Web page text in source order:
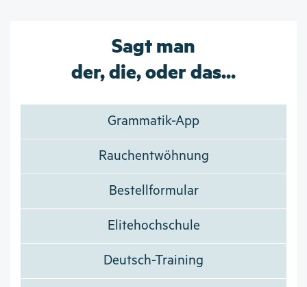
Sagt man
der, die, oder das...
Grammatik-App
Rauchentwöhnung
Bestellformular
Elitehochschule
Deutsch-Training